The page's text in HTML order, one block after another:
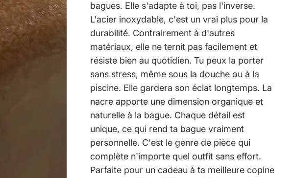
bagues. Elle s'adapte à toi, pas l'inverse.
L'acier inoxydable, c'est un vrai plus pour la
durabilité. Contrairement à d'autres
matériaux, elle ne ternit pas facilement et
résiste bien au quotidien. Tu peux la porter
sans stress, même sous la douche ou à la
piscine. Elle gardera son éclat longtemps. La
nacre apporte une dimension organique et
naturelle à la bague. Chaque détail est
unique, ce qui rend ta bague vraiment
personnelle. C'est le genre de pièce qui
complète n'importe quel outfit sans effort.
Parfaite pour un cadeau à ta meilleure copine